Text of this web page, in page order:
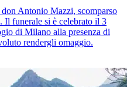
Antonio Mazzi, scomparso
Il funerale si è celebrato il 3
di Milano alla presenza di
rendergli omaggio.